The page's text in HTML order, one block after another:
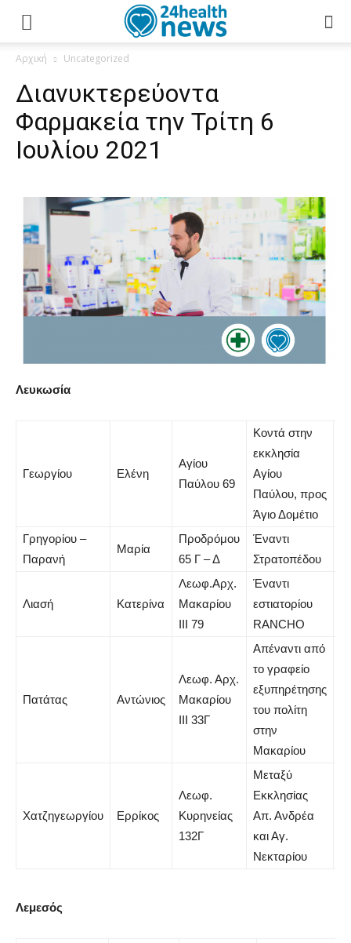
Αρχική Uncategorized
Διανυκτερεύοντα
Φαρμακεία την Τρίτη 6
Ιουλίου 2021
Λευκωσία
Γεωργίου Ελένη
Αγίου
Παύλου 69
Κοντά στην
εκκλησία
Αγίου
Παύλου, προς
Άγιο Δομέτιο
Γρηγορίου –
Παρανή
Μαρία
Προδρόμου
65 Γ – Δ
Έναντι
Στρατοπέδου
Λιασή Κατερίνα
Λεωφ.Αρχ.
Μακαρίου
ΙΙΙ 79
Έναντι
εστιατορίου
RANCHO
Πατάτας Αντώνιος
Λεωφ. Αρχ.
Μακαρίου
ΙΙΙ 33Γ
Απέναντι από
το γραφείο
εξυπηρέτησης
του πολίτη
στην
Μακαρίου
Χατζηγεωργίου Ερρίκος
Λεωφ.
Κυρηνείας
132Γ
Μεταξύ
Εκκλησίας
Απ. Ανδρέα
και Αγ.
Νεκταρίου
Λεμεσός